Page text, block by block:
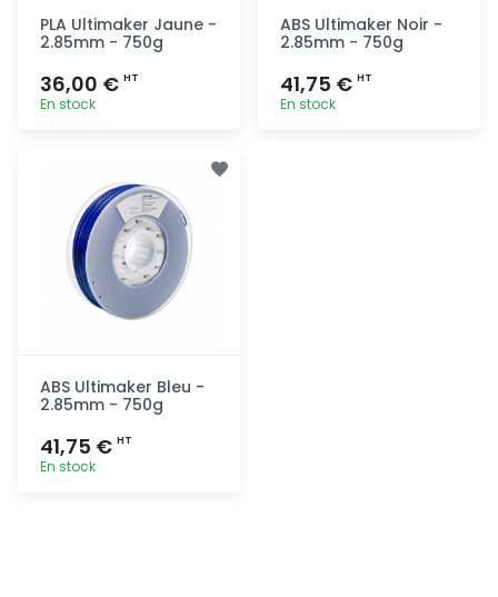
PLA Ultimaker Jaune -
2.85mm - 750g
36,00 € HT
En stock
ABS Ultimaker Noir -
2.85mm - 750g
41,75 € HT
En stock
ABS Ultimaker Bleu -
2.85mm - 750g
41,75 € HT
En stock